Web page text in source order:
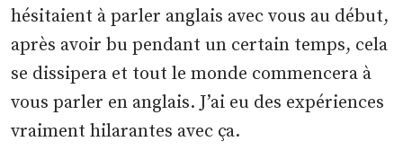
hésitaient à parler anglais avec vous au début,
après avoir bu pendant un certain temps, cela
se dissipera et tout le monde commencera à
vous parler en anglais. J’ai eu des expériences
vraiment hilarantes avec ça.